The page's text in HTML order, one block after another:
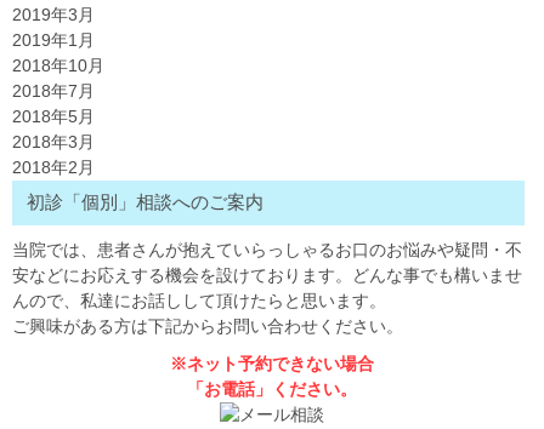
2019年3月
2019年1月
2018年10月
2018年7月
2018年5月
2018年3月
2018年2月
初診「個別」相談へのご案内
当院では、患者さんが抱えていらっしゃるお口のお悩みや疑問・不
安などにお応えする機会を設けております。どんな事でも構いませ
んので、私達にお話しして頂けたらと思います。
ご興味がある方は下記からお問い合わせください。
※ネット予約できない場合
「お電話」ください。